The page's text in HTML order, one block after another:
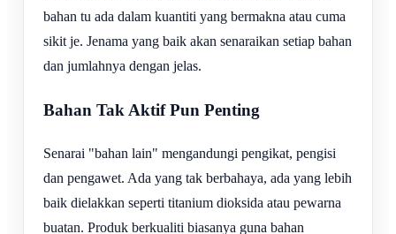
bahan tu ada dalam kuantiti yang bermakna atau cuma
sikit je. Jenama yang baik akan senaraikan setiap bahan
dan jumlahnya dengan jelas.
Bahan Tak Aktif Pun Penting
Senarai "bahan lain" mengandungi pengikat, pengisi
dan pengawet. Ada yang tak berbahaya, ada yang lebih
baik dielakkan seperti titanium dioksida atau pewarna
buatan. Produk berkualiti biasanya guna bahan